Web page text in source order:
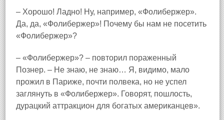
– Хорошо! Ладно! Ну, например, «Фолибержер».
Да, да, «Фолибержер»! Почему бы нам не посетить
«Фолибержер»?
– «Фолибержер»? – повторил пораженный
Познер. – Не знаю, не знаю… Я, видимо, мало
прожил в Париже, почти полвека, но не успел
заглянуть в «Фолибержер». Говорят, пошлость,
дурацкий аттракцион для богатых американцев».